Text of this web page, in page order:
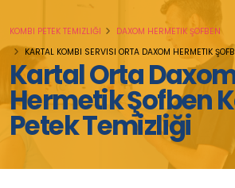
Kartal Orta
Hermetik Şofben
Petek Temizliği
KOMBI PETEK TEMIZLIĞI
DAXOM HERMETIK ŞOFBEN
KARTAL KOMBI SERVISI ORTA DAXOM HERMETIK